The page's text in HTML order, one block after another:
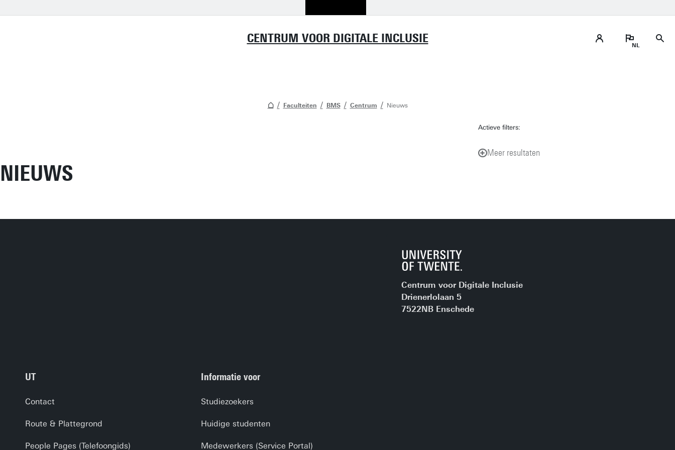
CENTRUM VOOR DIGITALE INCLUSIE
Faculteiten BMS Centrum Nieuws
NIEUWS
Actieve filters:
Meer resultaten
Centrum voor Digitale Inclusie
Drienerlolaan 5
7522NB Enschede
UT
Contact
Route & Plattegrond
People Pages (Telefoongids)
Informatie voor
Studiezoekers
Huidige studenten
Medewerkers (Service Portal)